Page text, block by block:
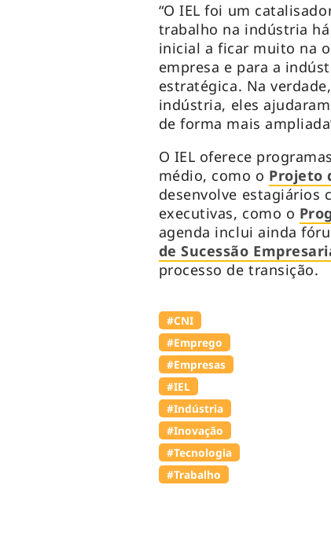
“O IEL foi um
trabalho na indústria
inicial a ficar muito na
empresa e para a
estratégica. Na
indústria, eles
de forma mais
O IEL oferece
médio, como o Projeto
desenvolve estagiários
executivas, como o
agenda inclui ainda
de Sucessão
processo de transição.
#CNI
#Emprego
#Empresas
#IEL
#Indústria
#Inovação
#Tecnologia
#Trabalho